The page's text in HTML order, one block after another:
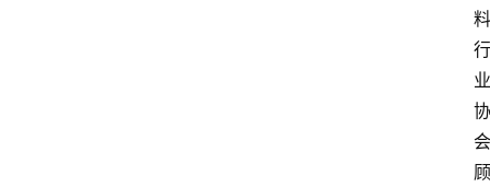
料
行
业
协
会
顾